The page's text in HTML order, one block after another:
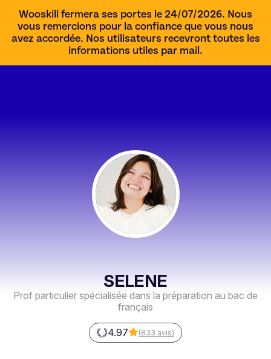
Wooskill fermera ses portes le 24/07/2026. Nous
vous remercions pour la confiance que vous nous
avez accordée. Nos utilisateurs recevront toutes les
informations utiles par mail.
SELENE
Prof particulier spécialisée dans la préparation au bac de
français
4.97 (833 avis)